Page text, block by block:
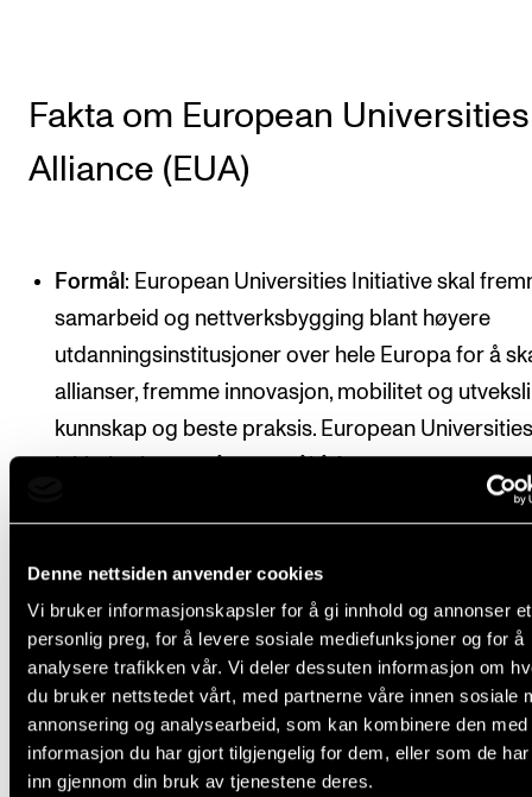
Denne nettsiden anvender cookies
Vi bruker informasjonskapsler for å gi innhold og annonser et
personlig preg, for å levere sosiale mediefunksjoner og for å
analysere trafikken vår. Vi deler dessuten informasjon om
du bruker nettstedet vårt, med partnerne våre innen sosiale
annonsering og analysearbeid, som kan kombinere den med
informasjon du har gjort tilgjengelig for dem, eller som de
inn gjennom din bruk av tjenestene deres.
Fakta om European Universities
Alliance (EUA)
Formål : European Universities Initiative skal
samarbeid og nettverksbygging blant høyere
utdanningsinstitusjoner over hele Europa for å
allianser, fremme innovasjon, mobilitet og
kunnskap og beste praksis. European
fellesgradsprogrammer og studieplaner, og
Finansiering: Initiativet mottar økonomisk støtte
EUs Erasmus+ program. Midler blir tildelt
allianser av universiteter for å støtte deres felles
aktiviteter, prosjekter og initiativer.
Allianser: Med denne tildelingen øker EU antall
til 50. Neste år er foreløpig siste søknadsrunde